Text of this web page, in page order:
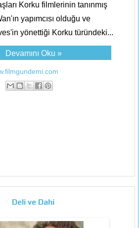
Korku filmlerinin tanınmış
yapımcısı olduğu ve
yönettiği Korku türündeki...
Devamını Oku »
Deli ve Dahi